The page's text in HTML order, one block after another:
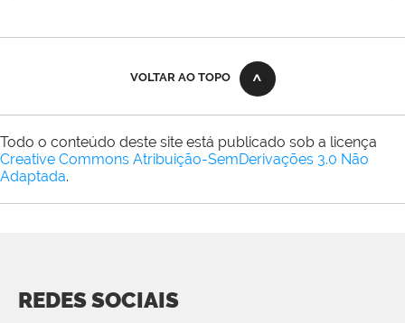
VOLTAR AO TOPO
Todo o conteúdo deste site está publicado sob a licença
Creative Commons Atribuição-SemDerivações 3.0 Não
Adaptada.
REDES SOCIAIS